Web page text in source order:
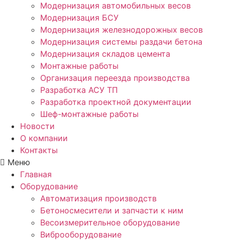
Модернизация автомобильных весов
Модернизация БСУ
Модернизация железнодорожных весов
Модернизация системы раздачи бетона
Модернизация складов цемента
Монтажные работы
Организация переезда производства
Разработка АСУ ТП
Разработка проектной документации
Шеф-монтажные работы
Новости
О компании
Контакты
Меню
Главная
Оборудование
Автоматизация производств
Бетоносмесители и запчасти к ним
Весоизмерительное оборудование
Виброоборудование